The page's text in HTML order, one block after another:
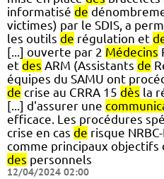
informatisé de
victimes) par le SDIS, a
les outils de régulation et
[...] ouverte par 2 Médecins
et des ARM (Assistants de
équipes du SAMU ont
de crise au CRRA 15 dès la
[...] d'assurer une
efficace. Les procédures
crise en cas de risque
comme principaux
des personnels
12/04/2024 02:00